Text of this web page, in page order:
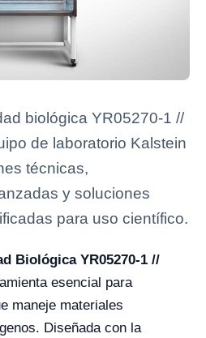
biológica YR05270-1 //
de laboratorio Kalstein
técnicas,
y soluciones
para uso científico.
Biológica YR05270-1 //
esencial para
maneje materiales
Diseñada con la